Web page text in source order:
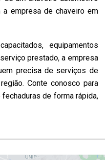
empresa de chaveiro em
equipamentos
prestado, a empresa
precisa de serviços de
Conte conosco para
de forma rápida,